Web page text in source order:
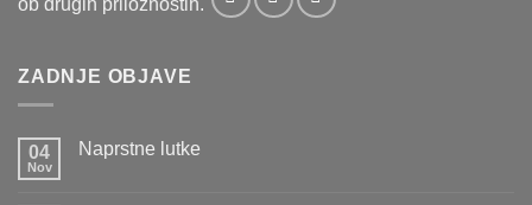
ob drugih priložnostih.
ZADNJE OBJAVE
04
Nov
Naprstne lutke